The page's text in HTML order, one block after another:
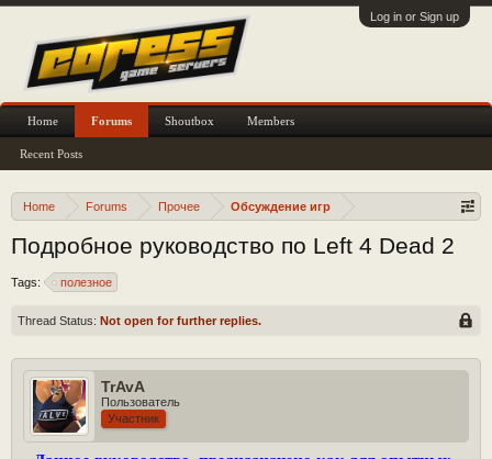
Log in or Sign up
Home Forums Прочее Обсуждение игр
Подробное руководство по Left 4 Dead 2
Tags: полезное
Thread Status: Not open for further replies.
TrAvA
Пользователь
Участник
Home Forums
Recent Posts
Shoutbox Members